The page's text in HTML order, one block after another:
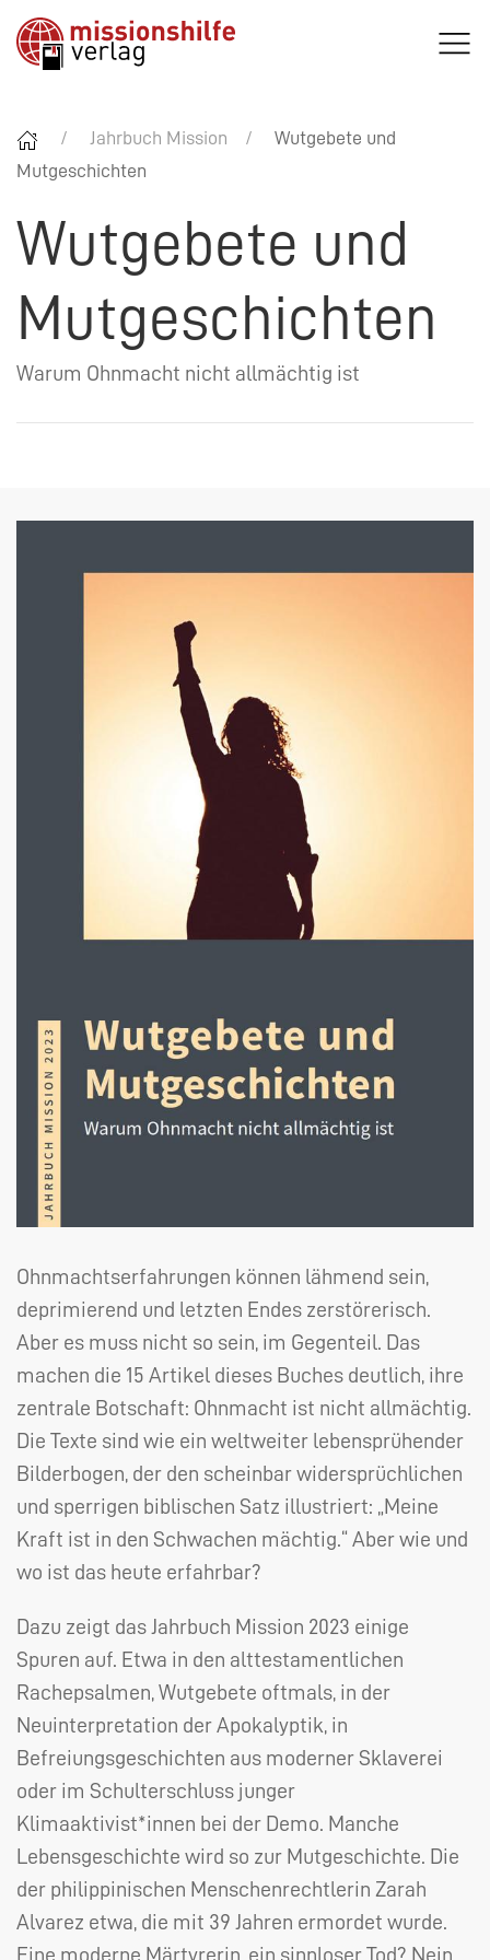
Jahrbuch Mission
Wutgebete und
Mutgeschichten
Wutgebete und
Mutgeschichten
Warum Ohnmacht nicht allmächtig ist
Ohnmachtserfahrungen können lähmend sein,
deprimierend und letzten Endes zerstörerisch.
Aber es muss nicht so sein, im Gegenteil. Das
machen die 15 Artikel dieses Buches deutlich, ihre
zentrale Botschaft: Ohnmacht ist nicht allmächtig.
Die Texte sind wie ein weltweiter lebensprühender
Bilderbogen, der den scheinbar widersprüchlichen
und sperrigen biblischen Satz illustriert: „Meine
Kraft ist in den Schwachen mächtig.“ Aber wie und
wo ist das heute erfahrbar?
Dazu zeigt das Jahrbuch Mission 2023 einige
Spuren auf. Etwa in den alttestamentlichen
Rachepsalmen, Wutgebete oftmals, in der
Neuinterpretation der Apokalyptik, in
Befreiungsgeschichten aus moderner Sklaverei
oder im Schulterschluss junger
Klimaaktivist*innen bei der Demo. Manche
Lebensgeschichte wird so zur Mutgeschichte. Die
der philippinischen Menschenrechtlerin Zarah
Alvarez etwa, die mit 39 Jahren ermordet wurde.
Eine moderne Märtyrerin, ein sinnloser Tod? Nein,